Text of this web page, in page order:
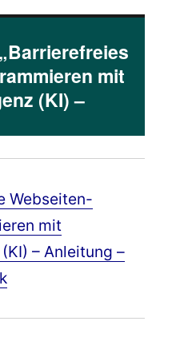
mit
(KI) –
Webseiten-
mit
– Anleitung –